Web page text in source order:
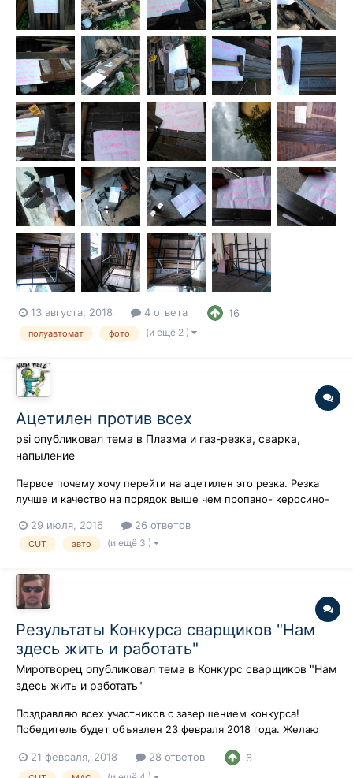
13 августа, 2018 4 ответа 16
полуавтомат фото (и ещё 2 )
Ацетилен против всех
psi опубликовал тема в Плазма и газ-резка, сварка,
напыление
Первое почему хочу перейти на ацетилен это резка. Резка
лучше и качество на порядок выше чем пропано- керосино-
роликов мессер и виктор. Ну и возможности пайки на
порядок выше чем у пропано-кислородной пайки, ну и не
29 июля, 2016 26 ответов
CUT авто (и ещё 3 )
Результаты Конкурса сварщиков "Нам
здесь жить и работать"
Миротворец опубликовал тема в Конкурс сварщиков "Нам
здесь жить и работать"
Поздравляю всех участников с завершением конкурса!
Победитель будет объявлен 23 февраля 2018 года. Желаю
21 февраля, 2018
28 ответов 6